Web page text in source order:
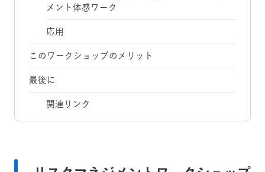
メント体感ワーク
応用
このワークショップのメリット
最後に
関連リンク